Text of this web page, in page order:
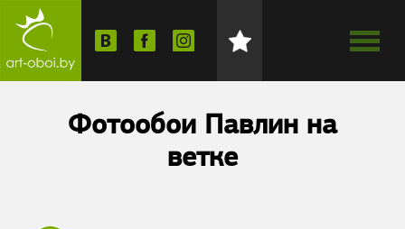
Фотообои Павлин на
ветке